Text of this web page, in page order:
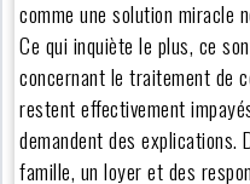
comme une solution miracle
Ce qui inquiète le plus, ce
concernant le traitement de
restent effectivement
demandent des explications.
famille, un loyer et des